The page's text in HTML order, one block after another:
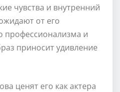
чувства и внутренний
от его
профессионализма и
приносит удивление
ценят его как актера